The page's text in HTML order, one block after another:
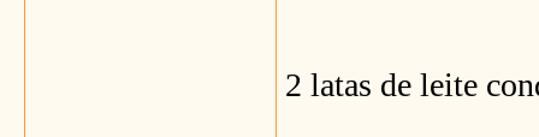
2 latas de leite